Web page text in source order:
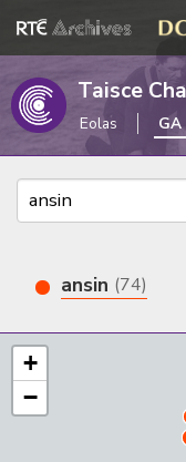
Taisce
Eolas GA
ansin (74)
+
−